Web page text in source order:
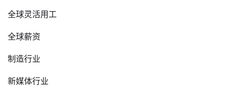
全球灵活用工
全球薪资
制造行业
新媒体行业